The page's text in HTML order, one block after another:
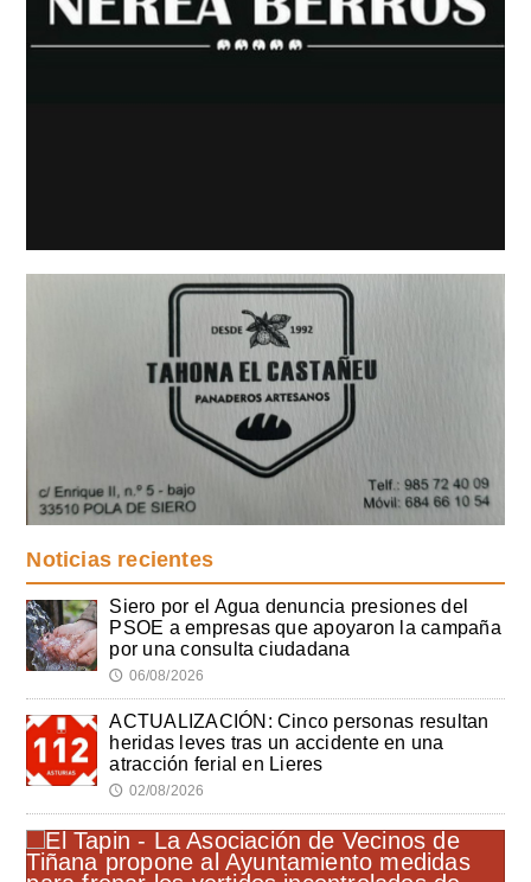
Noticias recientes
Siero por el Agua denuncia presiones del
PSOE a empresas que apoyaron la campaña
por una consulta ciudadana
🕔 06/08/2026
ACTUALIZACIÓN: Cinco personas resultan
heridas leves tras un accidente en una
atracción ferial en Lieres
🕔 02/08/2026